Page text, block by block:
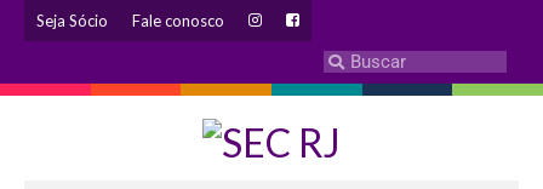
Seja Sócio Fale conosco